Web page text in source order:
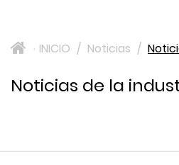
> INICIO / Noticias /
Noticias de la